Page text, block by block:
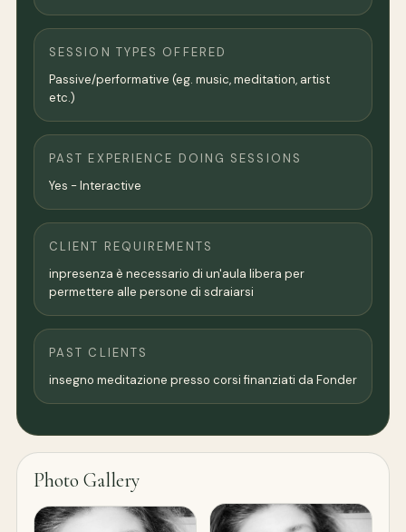
SESSION TYPES OFFERED
Passive/performative (eg. music, meditation, artist
etc.)
PAST EXPERIENCE DOING SESSIONS
Yes - Interactive
CLIENT REQUIREMENTS
inpresenza è necessario di un'aula libera per
permettere alle persone di sdraiarsi
PAST CLIENTS
insegno meditazione presso corsi finanziati da Fonder
Photo Gallery